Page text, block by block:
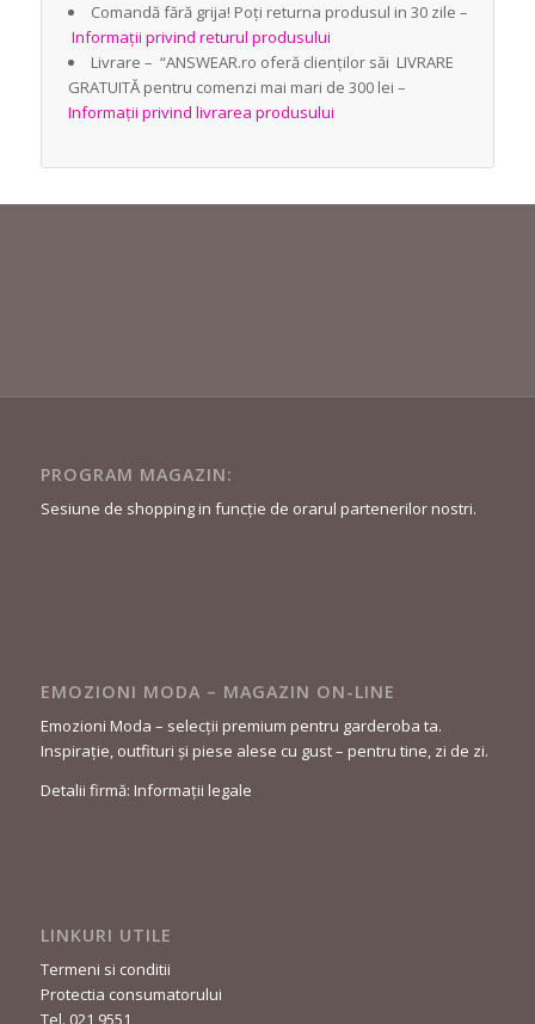
Comandă fără grija! Poți returna produsul in 30 zile –
Informații privind returul produsului
Livrare – “ANSWEAR.ro oferă clienților săi LIVRARE
GRATUITĂ pentru comenzi mai mari de 300 lei –
Informații privind livrarea produsului
PROGRAM MAGAZIN:
Sesiune de shopping in funcție de orarul partenerilor nostri.
EMOZIONI MODA – MAGAZIN ON-LINE
Emozioni Moda – selecții premium pentru garderoba ta.
Inspirație, outfituri și piese alese cu gust – pentru tine, zi de zi.
Detalii firmă: Informații legale
LINKURI UTILE
Termeni si conditii
Protectia consumatorului
Tel. 021 9551